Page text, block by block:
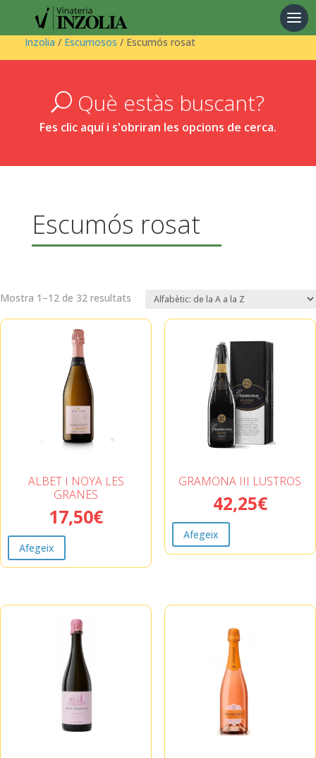
Products
search
Inzolia / Escumosos / Escumós rosat
U Què estàs buscant?
Fes clic aquí i s'obriran les opcions de cerca.
Escumós rosat
Mostra 1–12 de 32 resultats
ALBET I NOYA LES
GRANES
17,50€
Afegeix
GRAMONA III LUSTROS
42,25€
Afegeix